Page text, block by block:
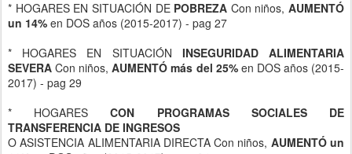
SEVERACon niños,AUMENTÓ más del 25%en DOS años (2015-
2017) - pag 29
* HOGARES
CON PROGRAMAS SOCIALES DE
TRANSFERENCIA DE INGRESOS
O ASISTENCIA ALIMENTARIA DIRECTA Con niños,
* HOGARES POBRESCON PROGRAMAS SOCIALES DE
TRANSFERENCIA DE INGRESOSO ASISTENCIA ALIMENTARIA